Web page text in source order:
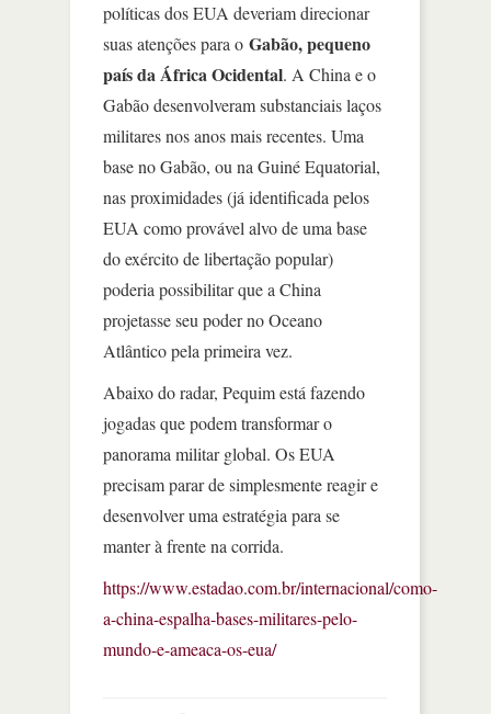
políticas dos EUA deveriam direcionar
suas atenções para o Gabão, pequeno
país da África Ocidental. A China e o
Gabão desenvolveram substanciais laços
militares nos anos mais recentes. Uma
base no Gabão, ou na Guiné Equatorial,
nas proximidades (já identificada pelos
EUA como provável alvo de uma base
do exército de libertação popular)
poderia possibilitar que a China
projetasse seu poder no Oceano
Atlântico pela primeira vez.
Abaixo do radar, Pequim está fazendo
jogadas que podem transformar o
panorama militar global. Os EUA
precisam parar de simplesmente reagir e
desenvolver uma estratégia para se
manter à frente na corrida.
https://www.estadao.com.br/internacional/como-
a-china-espalha-bases-militares-pelo-
mundo-e-ameaca-os-eua/